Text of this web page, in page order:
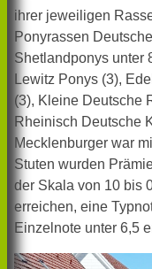
ihrer jeweiligen
Ponyrassen
Shetlandponys unter
Lewitz Ponys (3),
(3), Kleine Deutsche
Rheinisch Deutsche
Mecklenburger war
Stuten wurden
der Skala von 10 bis
erreichen, eine
Einzelnote unter 6,5